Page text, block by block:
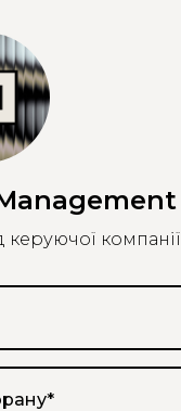
компанії